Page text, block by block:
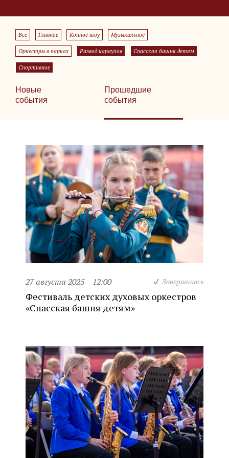
Все Главное Конное шоу Музыкальное
Оркестры в парках Развод караулов Спасская башня детям
Спортивное
Новые
события
Прошедшие
события
27 августа 2025 12:00 Завершилось
Фестиваль детских духовых оркестров
«Спасская башня детям»